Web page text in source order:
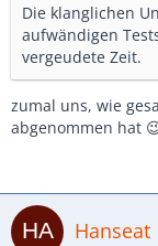
Die klanglichen
aufwändigen
vergeudete Zeit.
zumal uns, wie
abgenommen hat
Hanseat